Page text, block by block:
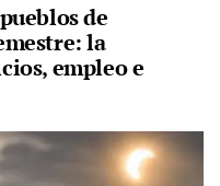
de
la
empleo e